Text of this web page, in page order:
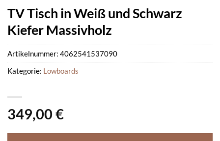
TV Tisch in Weiß und Schwarz
Kiefer Massivholz
349,00 €
Artikelnummer: 4062541537090
Kategorie: Lowboards